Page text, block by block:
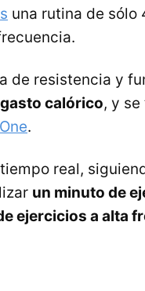
una rutina de sólo
de resistencia y
calórico, y
.
real,
un minuto de
ejercicios a alta